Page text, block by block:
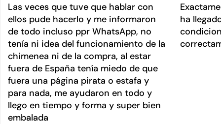
Las veces que tuve que hablar con
ellos pude hacerlo y me informaron
de todo incluso ppr WhatsApp, no
tenía ni idea del funcionamiento de la
chimenea ni de la compra, al estar
fuera de España tenía miedo de que
fuera una página pirata o estafa y
para nada, me ayudaron en todo y
llego en tiempo y forma y super bien
embalada
ha